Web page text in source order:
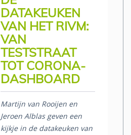
DATAKEUKEN
VAN HET RIVM:
VAN
TESTSTRAAT
TOT CORONA-
DASHBOARD
Martijn van Rooijen en
Jeroen Alblas geven een
kijkje in de datakeuken van